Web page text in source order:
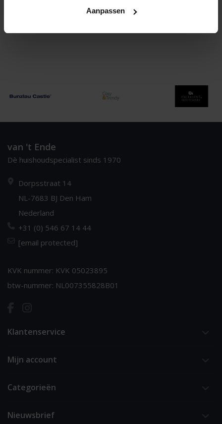
Aanpassen
van 't Ende
Dè huishoudspecialist sinds 1970
Dorpsstraat 14
NL-7683 BJ Den Ham
Nederland
+31 (0) 546 67 14 44
[email protected]
KVK nummer: KVK 05023895
btw-nummer: NL007355828B01
Klantenservice
Mijn account
Categorieën
Nieuwsbrief